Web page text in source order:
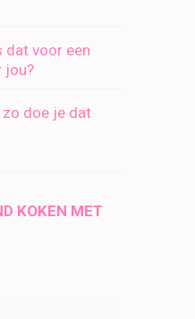
dat voor een
jou?
doe je dat
KOKEN MET